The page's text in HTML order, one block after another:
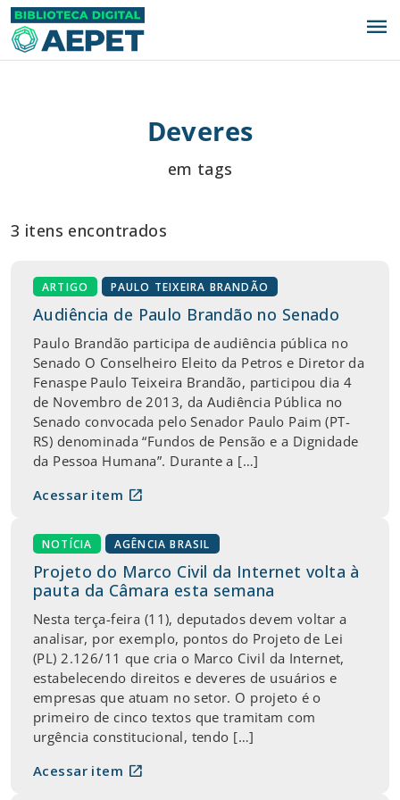
menu
Deveres
em tags
3 itens encontrados
ARTIGO PAULO TEIXEIRA BRANDÃO
Audiência de Paulo Brandão no Senado
Paulo Brandão participa de audiência pública no
Senado O Conselheiro Eleito da Petros e Diretor da
Fenaspe Paulo Teixeira Brandão, participou dia 4
de Novembro de 2013, da Audiência Pública no
Senado convocada pelo Senador Paulo Paim (PT-
RS) denominada “Fundos de Pensão e a Dignidade
da Pessoa Humana”. Durante a […]
Acessar item open_in_new
NOTÍCIA AGÊNCIA BRASIL
Projeto do Marco Civil da Internet volta à
pauta da Câmara esta semana
Nesta terça-feira (11), deputados devem voltar a
analisar, por exemplo, pontos do Projeto de Lei
(PL) 2.126/11 que cria o Marco Civil da Internet,
estabelecendo direitos e deveres de usuários e
empresas que atuam no setor. O projeto é o
primeiro de cinco textos que tramitam com
urgência constitucional, tendo […]
Acessar item open_in_new